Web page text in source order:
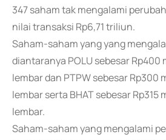
347 saham tak mengalami
nilai transaksi Rp6,71 triliun.
Saham-saham yang yang
diantaranya POLU sebesar Rp400
lembar dan PTPW sebesar Rp300
lembar serta BHAT sebesar Rp315
lembar.
Saham-saham yang mengalami